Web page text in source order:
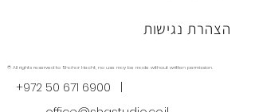
הצהרת נגישות
© All rights reserved to Shahar Hecht, no use may be made without written permission.
+972 50 671 6900